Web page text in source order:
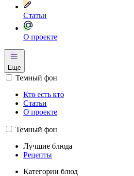
Статьи
О проекте
Еще
Темный фон
Кто есть кто
Статьи
О проекте
Темный фон
Лучшие блюда
Рецепты
Категории блюд